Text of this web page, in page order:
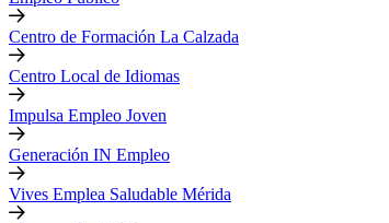
Centro de Formación La Calzada
Centro Local de Idiomas
Impulsa Empleo Joven
Generación IN Empleo
Vives Emplea Saludable Mérida